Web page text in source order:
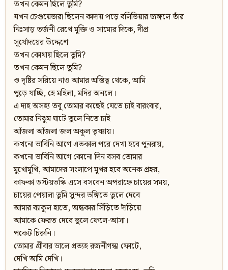
তখন কেমন ছিলে তুমি?
যখন চেগুয়েভারা ছিলেন কাদায় পড়ে বলিভিয়ার জঙ্গলে তাঁর
নিঃসাড় তর্জনী রেখে মুক্তি ও সাম্যের দিকে, দীপ্র
সূর্যোদয়ের উদ্দেশে
তখন কোথায় ছিলে তুমি?
তখন কেমন ছিলে তুমি?
ও দৃষ্টির সরিয়ে নাও আমার অস্তিত্ব থেকে, আমি
পুড়ে যাচ্ছি, হে মহিলা, মদির অনলে।
এ দাহ অসহ্য তবু তোমার কাছেই যেতে চাই বারংবার,
তোমার নিঝুম ঘাটে তুলে নিতে চাই
আঁজলা আঁজলা জল অকূল তৃষ্ণায়।
কখনো ভাবিনি আগে এতকাল পরে দেখা হবে পুনরায়,
কখনো ভাবিনি আগে কোনো দিন বসব তোমার
মুখোমুখি, আমাদের সংলাপে মুখর হবে অনেক প্রহর,
কাফকা ডস্টয়ভস্কি এসে বসবেন অপরাহ্নে চায়ের সময়,
চায়ের পেয়ালা তুমি সুন্দর ভঙ্গিতে তুলে দেবে
আমার ব্যাকুল হাতে, অন্ধকার সিঁড়িতে দাঁড়িয়ে
আমাকে ফেরত দেবে ভুলে ফেলে-আসা।
পকেট চিরুনি।
তোমার গ্রীবার ডালে প্রত্যহ রজনীগন্ধা ফোটে,
দেখি আমি দেখি।